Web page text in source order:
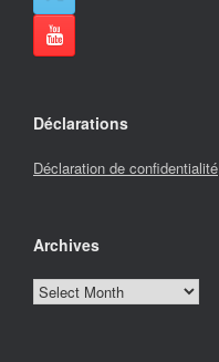
Déclarations
Déclaration de confidentialité
Archives
Archives